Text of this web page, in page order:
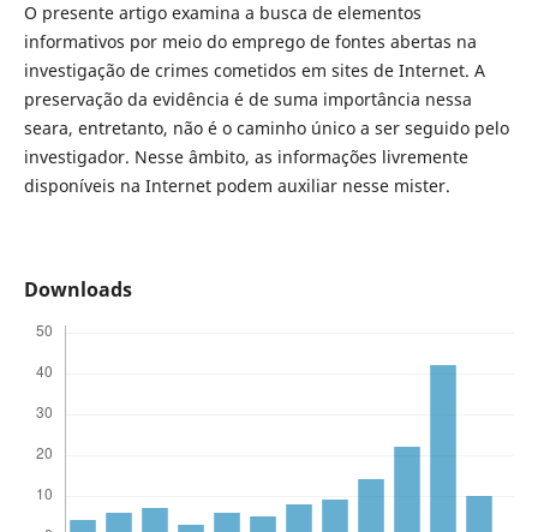
O presente artigo examina a busca de elementos
informativos por meio do emprego de fontes abertas na
investigação de crimes cometidos em sites de Internet. A
preservação da evidência é de suma importância nessa
seara, entretanto, não é o caminho único a ser seguido pelo
investigador. Nesse âmbito, as informações livremente
disponíveis na Internet podem auxiliar nesse mister.
Downloads